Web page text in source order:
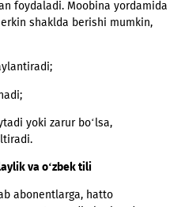
oshirish 2024-yil kuzida
integratsiya qilish hamda
amalga oshirildi.
qilganda, abonentlar
foydaladi. Moobina
va erkin shaklda berishi
aylantiradi;